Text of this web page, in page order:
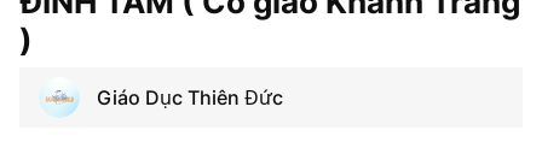
)
Giáo Dục Thiên Đức